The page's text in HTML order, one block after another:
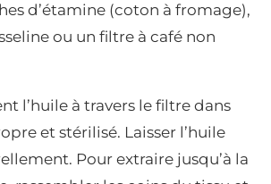
d’étamine (coton à fromage),
ou un filtre à café non
l’huile à travers le filtre dans
et stérilisé. Laisser l’huile
Pour extraire jusqu’à la